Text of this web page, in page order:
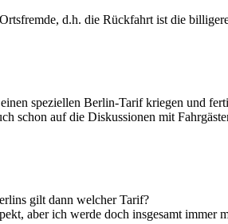
d.h. die Rückfahrt ist die
speziellen Berlin-Tarif kriegen und
schon auf die Diskussionen mit
gilt dann welcher Tarif?
aber ich werde doch insgesamt